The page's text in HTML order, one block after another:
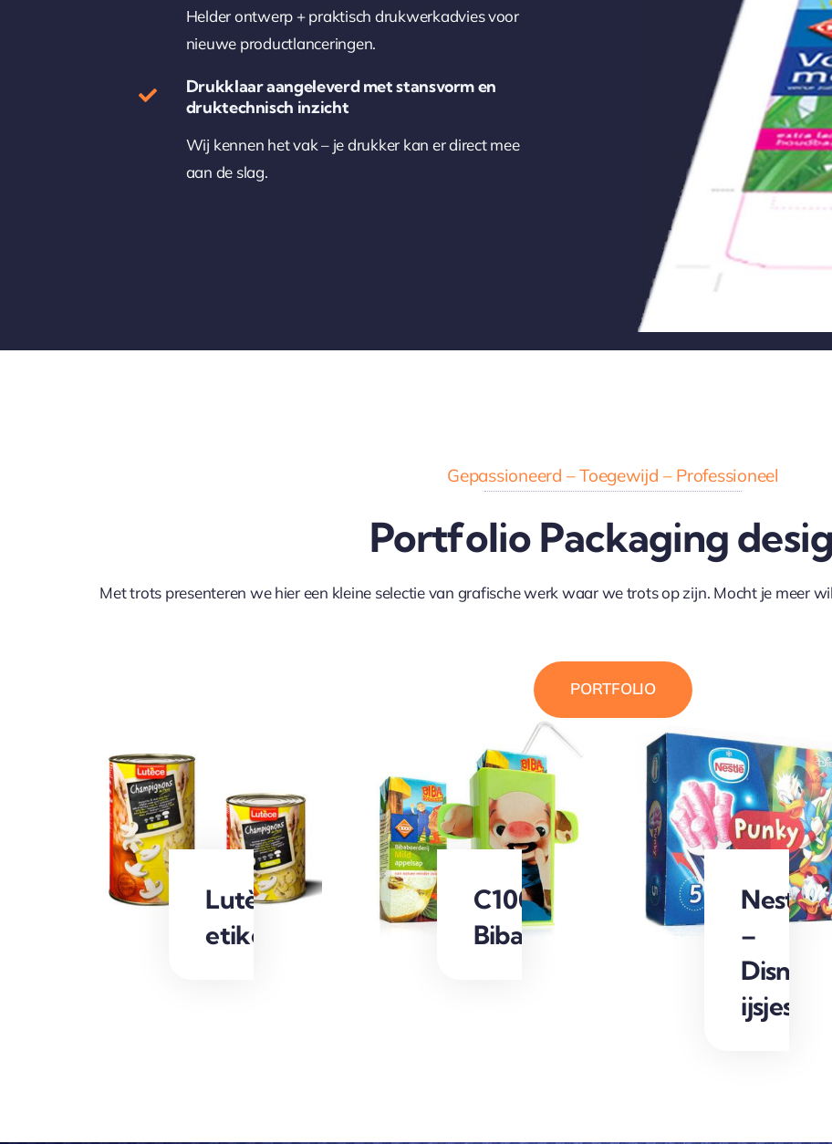
Helder ontwerp + praktisch drukwerkadvies voor
nieuwe productlanceringen.
Drukklaar aangeleverd met stansvorm en
druktechnisch inzicht
Wij kennen het vak – je drukker kan er direct mee
aan de slag.
Gepassioneerd – Toegewijd – Professioneel
Portfolio Packaging
Met trots presenteren we hier een kleine selectie van grafische werk waar we trots op zijn. Mocht je meer
PORTFOLIO
Lutèce
etiketten
C1000
Bibaboerderij
Nestlé
–
Disney
ijsjes